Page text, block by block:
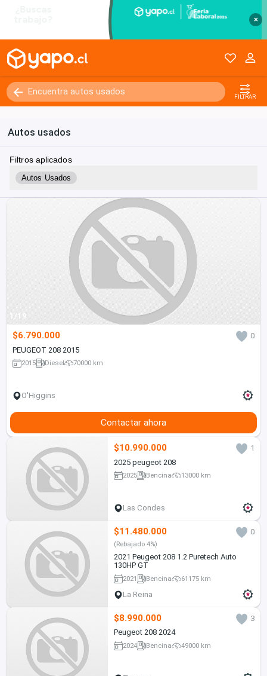
×
FILTRAR
Autos usados
Filtros aplicados
Autos Usados
1/19
$6.790.000
0
PEUGEOT 208 2015
2015 Diesel 70000 km
O'Higgins
Contactar ahora
$10.990.000
1
2025 peugeot 208
2025 Bencina 13000 km
Las Condes
$11.480.000 0
(Rebajado 4%)
2021 Peugeot 208 1.2 Puretech Auto
130HP GT
2021 Bencina 61175 km
La Reina
$8.990.000
3
Peugeot 208 2024
2024 Bencina 49000 km